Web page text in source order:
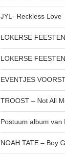
JYL- Reckless Love
LOKERSE
LOKERSE
EVENTJES
TROOST – Not All
Postuum album van
NOAH TATE – Boy